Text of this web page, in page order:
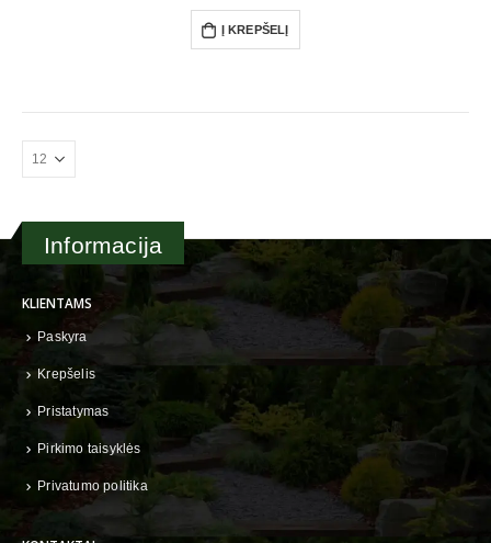
Į KREPŠELĮ
Informacija
KLIENTAMS
Paskyra
Krepšelis
Pristatymas
Pirkimo taisyklės
Privatumo politika